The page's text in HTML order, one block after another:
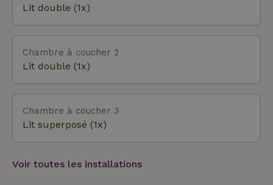
Lit double (1x)
Chambre à coucher 2
Lit double (1x)
Chambre à coucher 3
Lit superposé (1x)
Voir toutes les installations